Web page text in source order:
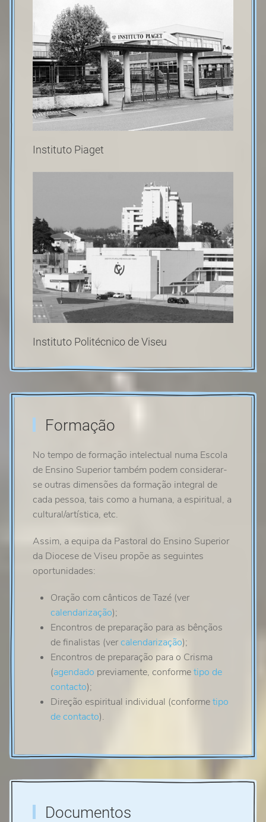
Instituto Piaget
Instituto Politécnico de Viseu
Formação
No tempo de formação intelectual numa Escola
de Ensino Superior também podem considerar-
se outras dimensões da formação integral de
cada pessoa, tais como a humana, a espiritual, a
cultural/artística, etc.
Assim, a equipa da Pastoral do Ensino Superior
da Diocese de Viseu propõe as seguintes
oportunidades:
Oração com cânticos de Tazé (ver
calendarização);
Encontros de preparação para as bênçãos
de finalistas (vercalendarização);
Encontros de preparação para o Crisma
(agendado previamente, conformetipo de
contacto);
Direção espiritual individual (conformetipo
de contacto).
Documentos